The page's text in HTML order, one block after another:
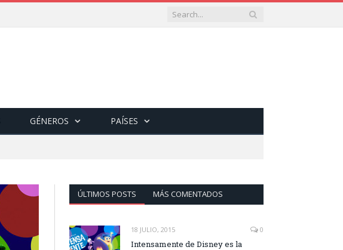
GÉNEROS PAÍSES
ÚLTIMOS POSTS MÁS COMENTADOS
18 JULIO, 2015 0
Intensamente de Disney es la